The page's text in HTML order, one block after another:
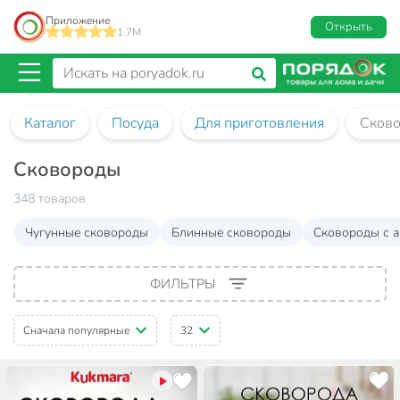
Приложение
1.7M
Открыть
Каталог Посуда Для приготовления
Сковороды
348 товаров
Чугунные сковороды
Блинные сковороды Сковороды с
ФИЛЬТРЫ
Сначала популярные 32